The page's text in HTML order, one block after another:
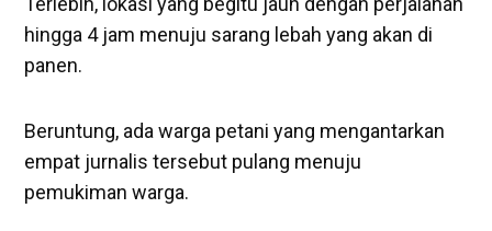
hingga 4 jam menuju sarang lebah yang akan di
panen.
Beruntung, ada warga petani yang mengantarkan
empat jurnalis tersebut pulang menuju
pemukiman warga.